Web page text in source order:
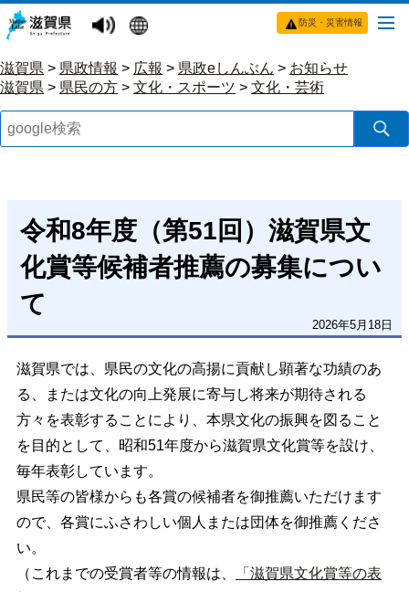
防災・災害情報
滋賀県 > 県政情報 > 広報 > 県政eしんぶん > お知らせ
滋賀県 > 県民の方 > 文化・スポーツ > 文化・芸術
令和8年度（第51回）滋賀県文
化賞等候補者推薦の募集につい
て
2026年5月18日
滋賀県では、県民の文化の高揚に貢献し顕著な功績のあ
る、または文化の向上発展に寄与し将来が期待される
方々を表彰することにより、本県文化の振興を図ること
を目的として、昭和51年度から滋賀県文化賞等を設け、
毎年表彰しています。
県民等の皆様からも各賞の候補者を御推薦いただけます
ので、各賞にふさわしい個人または団体を御推薦くださ
い。
（これまでの受賞者等の情報は、
「滋賀県文化賞等の表